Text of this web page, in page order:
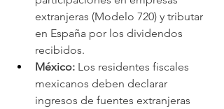
extranjeras (Modelo 720) y tributar
en España por los dividendos
recibidos.
México: Los residentes fiscales
mexicanos deben declarar
ingresos de fuentes extranjeras